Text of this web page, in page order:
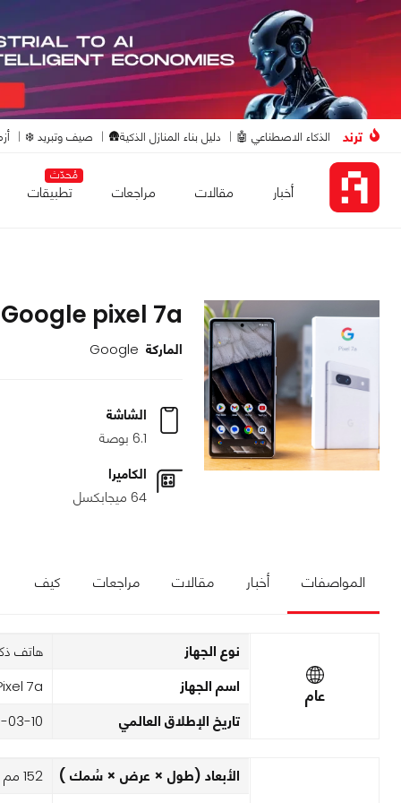
ترند الذكاء الاصطناعي 🤖 دليل بناء المنازل الذكية🛖 صيف وتبريد ❄️
أخبار مقالات مراجعات
مُحدّث
تطبيقات
Google pixel 7a
الماركة Google
الشاشة
6.1 بوصة
الكاميرا
64 ميجابكسل
المواصفات أخبار مقالات مراجعات كيف
عام
نوع الجهاز هاتف
اسم الجهاز 7a
تاريخ الإطلاق العالمي 03-10
الأبعاد (طول × عرض × سُمك ) 152 مم x 72.9 مم x 9 مم